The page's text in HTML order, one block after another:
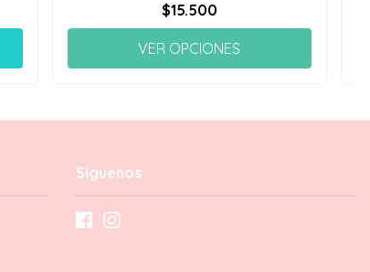
$15.500
VER OPCIONES
Síguenos